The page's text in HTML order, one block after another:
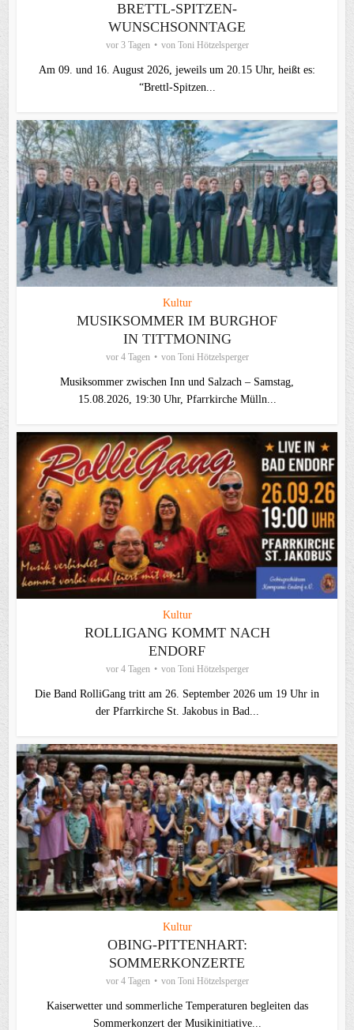
BRETTL-SPITZEN-
WUNSCHSONNTAGE
vor 3 Tagen von Toni Hötzelsperger
Am 09. und 16. August 2026, jeweils um 20.15 Uhr, heißt es:
“Brettl-Spitzen...
Kultur
MUSIKSOMMER IM BURGHOF
IN TITTMONING
vor 4 Tagen von Toni Hötzelsperger
Musiksommer zwischen Inn und Salzach – Samstag,
15.08.2026, 19:30 Uhr, Pfarrkirche Mülln...
Kultur
ROLLIGANG KOMMT NACH
ENDORF
vor 4 Tagen von Toni Hötzelsperger
Die Band RolliGang tritt am 26. September 2026 um 19 Uhr in
der Pfarrkirche St. Jakobus in Bad...
Kultur
OBING-PITTENHART:
SOMMERKONZERTE
vor 4 Tagen von Toni Hötzelsperger
Kaiserwetter und sommerliche Temperaturen begleiten das
Sommerkonzert der Musikinitiative...